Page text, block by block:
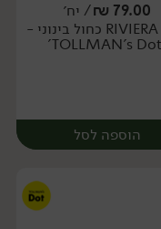
יח׳
79.00
₪/ יח׳
מגש RIVIERA כחול בינוני -
הוספה לסל